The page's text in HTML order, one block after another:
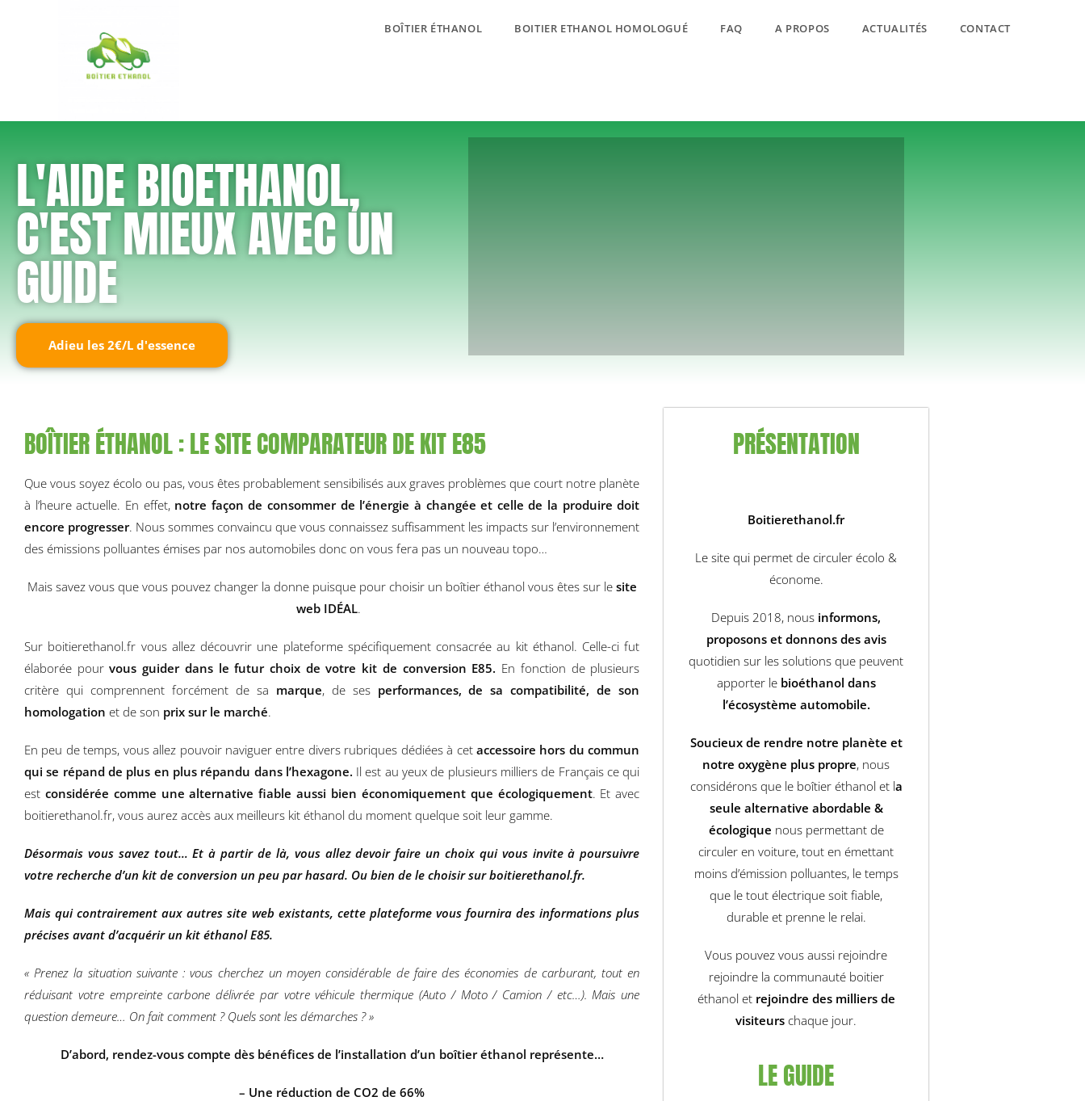
BOÎTIER ÉTHANOL BOITIER ETHANOL HOMOLOGUÉ FAQ A PROPOS ACTUALITÉS CONTACT
L'AIDE BIOETHANOL,
C'EST MIEUX AVEC UN
GUIDE
Adieu les 2€/L d'essence
BOÎTIER ÉTHANOL : LE SITE COMPARATEUR DE KIT E85
Que vous soyez écolo ou pas, vous êtes probablement sensibilisés aux graves problèmes que court notre planète
à l’heure actuelle. En effet, notre façon de consommer de l’énergie à changée et celle de la produire doit
encore progresser. Nous sommes convaincu que vous connaissez suffisamment les impacts sur l’environnement
des émissions polluantes émises par nos automobiles donc on vous fera pas un nouveau topo…
Mais savez vous que vous pouvez changer la donne puisque pour choisir un boîtier éthanol vous êtes sur le site
web IDÉAL.
Sur boitierethanol.fr vous allez découvrir une plateforme spécifiquement consacrée au kit éthanol. Celle-ci fut
élaborée pourvous guider dans le futur choix de votre kit de conversion E85. En fonction de plusieurs
critère qui comprennent forcément de sa marque, de ses performances, de sa compatibilité, de son
homologation et de son prix sur le marché.
En peu de temps, vous allez pouvoir naviguer entre divers rubriques dédiées à cet accessoire hors du commun
qui se répand de plus en plus répandu dans l’hexagone. Il est au yeux de plusieurs milliers de Français ce qui
est considérée comme une alternative fiable aussi bien économiquement que écologiquement. Et avec
boitierethanol.fr, vous aurez accès aux meilleurs kit éthanol du moment quelque soit leur gamme.
Désormais vous savez tout… Et à partir de là, vous allez devoir faire un choix qui vous invite à poursuivre
votre recherche d’un kit de conversion un peu par hasard. Ou bien de le choisir sur boitierethanol.fr.
Mais qui contrairement aux autres site web existants, cette plateforme vous fournira des informations plus
précises avant d’acquérir un kit éthanol E85.
« Prenez la situation suivante : vous cherchez un moyen considérable de faire des économies de carburant, tout en
réduisant votre empreinte carbone délivrée par votre véhicule thermique (Auto / Moto / Camion / etc…). Mais une
question demeure… On fait comment ? Quels sont les démarches ? »
D’abord, rendez-vous compte dès bénéfices de l’installation d’un boîtier éthanol représente…
– Une réduction de CO2 de 66%
PRÉSENTATION
Boitierethanol.fr
Le site qui permet de circuler écolo &
économe.
Depuis 2018, nous informons,
proposons et donnons des avis
quotidien sur les solutions que peuvent
apporter le bioéthanol dans
l’écosystème automobile.
Soucieux de rendre notre planète et
notre oxygène plus propre, nous
considérons que le boîtier éthanol et la
seule alternative abordable &
écologique nous permettant de
circuler en voiture, tout en émettant
moins d’émission polluantes, le temps
que le tout électrique soit fiable,
durable et prenne le relai.
Vous pouvez vous aussi rejoindre
rejoindre la communauté boitier
éthanol et rejoindre des milliers de
visiteurs chaque jour.
LE GUIDE